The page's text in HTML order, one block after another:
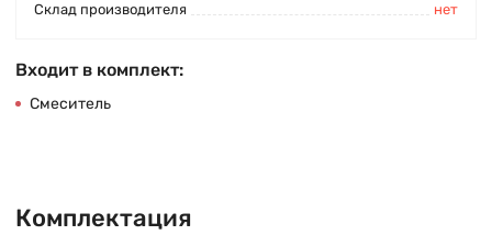
Склад производителя
нет
Входит в комплект:
Смеситель
Комплектация